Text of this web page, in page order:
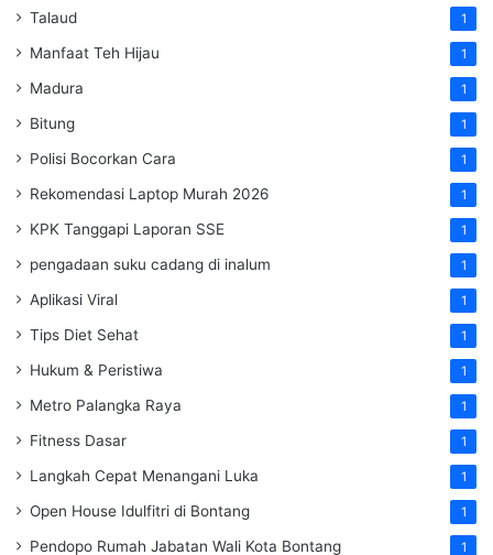
Talaud 1
Manfaat Teh Hijau 1
Madura 1
Bitung 1
Polisi Bocorkan Cara 1
Rekomendasi Laptop Murah 2026 1
KPK Tanggapi Laporan SSE 1
pengadaan suku cadang di inalum 1
Aplikasi Viral 1
Tips Diet Sehat 1
Hukum & Peristiwa 1
Metro Palangka Raya 1
Fitness Dasar 1
Langkah Cepat Menangani Luka 1
Open House Idulfitri di Bontang 1
Pendopo Rumah Jabatan Wali Kota Bontang 1